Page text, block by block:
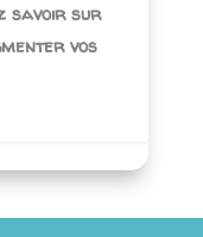
savoir sur
vos